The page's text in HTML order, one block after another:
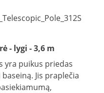
- lygi - 3,6 m
yra puikus priedas
Jis praplečia